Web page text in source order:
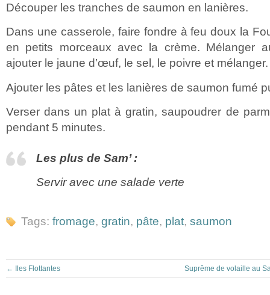
Découper les tranches de saumon en lanières.
Dans une casserole, faire fondre à feu doux la
en petits morceaux avec la crème. Mélanger
ajouter le jaune d’œuf, le sel, le poivre et mélanger.
Ajouter les pâtes et les lanières de saumon fumé
Verser dans un plat à gratin, saupoudrer de
pendant 5 minutes.
Les plus de Sam’ :
Servir avec une salade verte
Tags: fromage, gratin, pâte, plat, saumon
← Iles Flottantes Suprême de volaille au